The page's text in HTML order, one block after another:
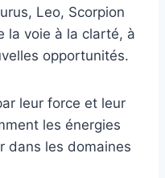
Leo, Scorpion
la voie à la clarté, à
opportunités.
leur force et leur
les énergies
dans les domaines